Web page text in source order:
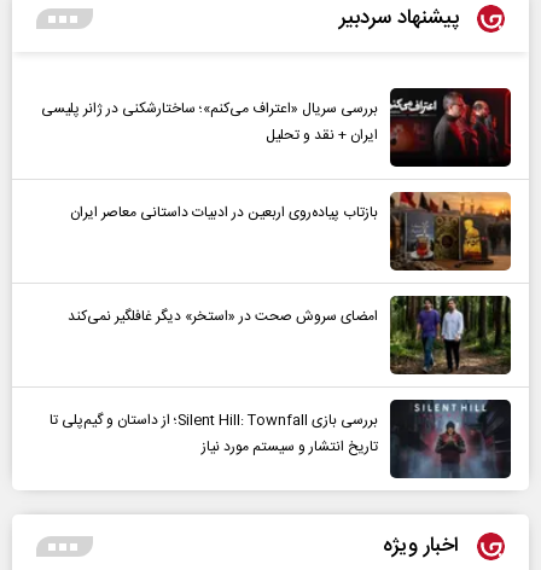
پیشنهاد سردبیر
بررسی سریال «اعتراف می‌کنم»؛ ساختارشکنی در ژانر پلیسی
ایران + نقد و تحلیل
بازتاب پیاده‌روی اربعین در ادبیات داستانی معاصر ایران
امضای سروش صحت در «استخر» دیگر غافلگیر نمی‌کند
بررسی بازی Silent Hill: Townfall؛ از داستان و گیم‌پلی تا
تاریخ انتشار و سیستم مورد نیاز
اخبار ویژه